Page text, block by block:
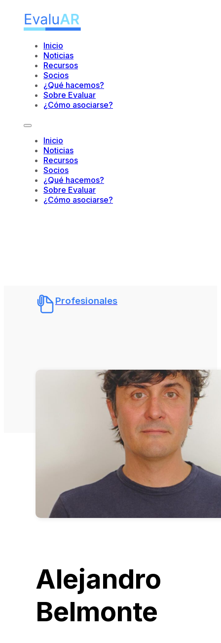
Inicio
Noticias
Recursos
Socios
¿Qué hacemos?
Sobre Evaluar
¿Cómo asociarse?
Inicio
Noticias
Recursos
Socios
¿Qué hacemos?
Sobre Evaluar
¿Cómo asociarse?
Profesionales
Alejandro
Belmonte